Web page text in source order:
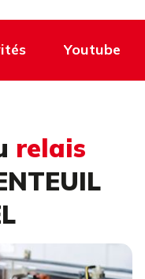
Youtube
relais